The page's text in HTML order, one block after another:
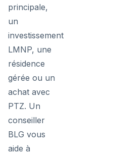
principale,
un
investissement
LMNP, une
résidence
gérée ou un
achat avec
PTZ. Un
conseiller
BLG vous
aide à